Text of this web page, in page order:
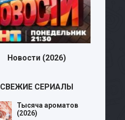
Новости (2026)
СВЕЖИЕ СЕРИАЛЫ
Тысяча ароматов
(2026)